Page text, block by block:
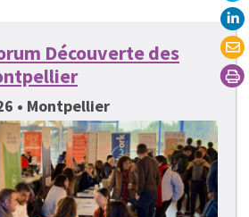
Découverte des
• Montpellier